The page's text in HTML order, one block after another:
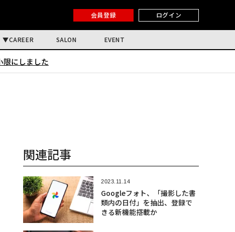
会員登録 ログイン
CAREER SALON EVENT
限にしました
関連記事
2023.11.14
Googleフォト、「撮影した書
類内の日付」を抽出、登録で
きる新機能搭載か